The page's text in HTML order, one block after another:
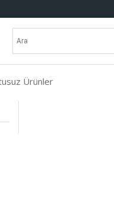
Ürünler